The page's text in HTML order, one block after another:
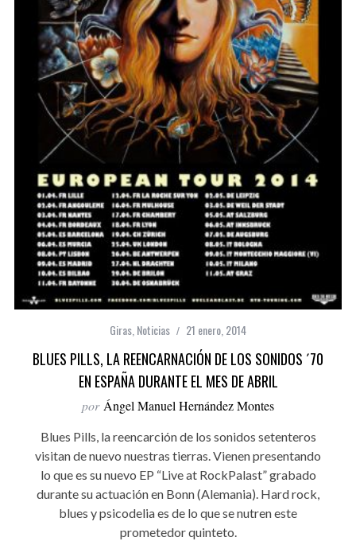
Giras,Noticias 21 enero, 2014
BLUES PILLS, LA REENCARNACIÓN DE LOS SONIDOS ´70
EN ESPAÑA DURANTE EL MES DE ABRIL
por Ángel Manuel Hernández Montes
Blues Pills, la reencarción de los sonidos setenteros
visitan de nuevo nuestras tierras. Vienen presentando
lo que es su nuevo EP “Live at RockPalast” grabado
durante su actuación en Bonn (Alemania). Hard rock,
blues y psicodelia es de lo que se nutren este
prometedor quinteto.